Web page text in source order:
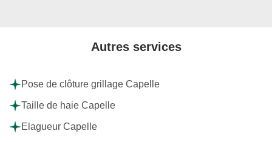
Autres services
Pose de clôture grillage Capelle
Taille de haie Capelle
Elagueur Capelle